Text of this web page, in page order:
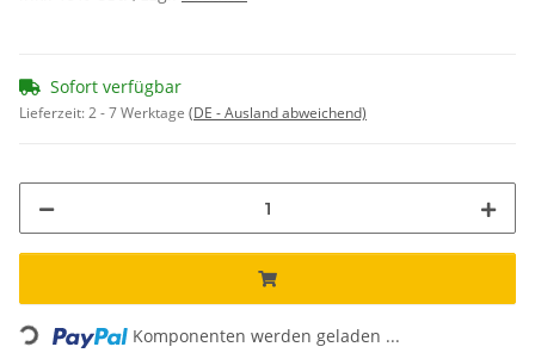
Sofort verfügbar
Lieferzeit:2 - 7 Werktage (DE - Ausland abweichend)
Loading... Komponenten werden geladen ...